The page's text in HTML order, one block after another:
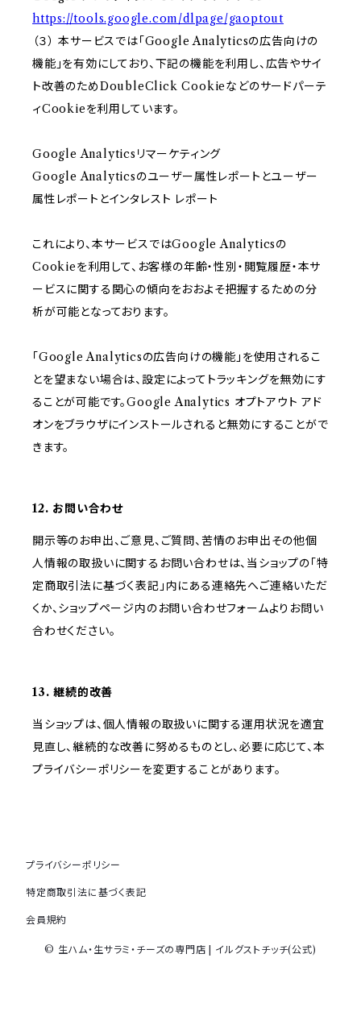
https://tools.google.com/dlpage/gaoptout
（３） 本サービスでは「Google Analyticsの広告向けの
機能」を有効にしており、下記の機能を利用し、広告やサイ
ト改善のためDoubleClick Cookieなどのサードパーテ
ィCookieを利用しています。
Google Analyticsリマーケティング
Google Analyticsのユーザー属性レポートとユーザー
属性レポートとインタレスト レポート
これにより、本サービスではGoogle Analyticsの
Cookieを利用して、お客様の年齢・性別・閲覧履歴・本サ
ービスに関する関心の傾向をおおよそ把握するための分
析が可能となっております。
「Google Analyticsの広告向けの機能」を使用されるこ
とを望まない場合は、設定によってトラッキングを無効にす
ることが可能です。Google Analytics オプトアウト アド
オンをブラウザにインストールされると無効にすることがで
きます。
12. お問い合わせ
開示等のお申出、ご意見、ご質問、苦情のお申出その他個
人情報の取扱いに関するお問い合わせは、当ショップの「特
定商取引法に基づく表記」内にある連絡先へご連絡いただ
くか、ショップページ内のお問い合わせフォームよりお問い
合わせください。
13. 継続的改善
当ショップは、個人情報の取扱いに関する運用状況を適宜
見直し、継続的な改善に努めるものとし、必要に応じて、本
プライバシーポリシーを変更することがあります。
プライバシーポリシー
特定商取引法に基づく表記
会員規約
© 生ハム・生サラミ・チーズの専門店 | イルグストチッチ(公式)